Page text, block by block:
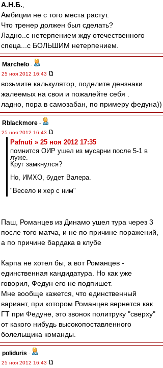
А.Н.Б.
Амбиции не с того места растут.
Что тренер должен был сделать?
Ладно..с нетерпением жду отечественного
спеца...с БОЛЬШИМ нетерпением.
Marchelo -
25 ноя 2012 16:43
возьмите калькулятор, поделите дензнаки
жалеемых на свои и пожалейте себя .
ладно, пора в самозабан, по примеру федуна))
Rblackmore -
25 ноя 2012 16:43
Pafnuti » 25 ноя 2012 17:35
помнится ОИР ушел из мусарни после 5-1 в
луже.
Круг замкнулся?
Но, ИМХО, будет Валера.
"Весело и хер с ним"
Паш, Романцев из Динамо ушел тура через 3
после того матча, и не по причине поражений,
а по причине бардака в клубе
Карпа не хотел бы, а вот Романцев -
единственная кандидатура. Но как уже
говорил, Федун его не подпишет.
Мне вообще кажется, что единственный
вариант, при котором Романцев вернется как
ГТ при Федуне, это звонок политруку "сверху"
от какого нибудь высокопоставленного
болельщика команды.
poliduris -
25 ноя 2012 16:43